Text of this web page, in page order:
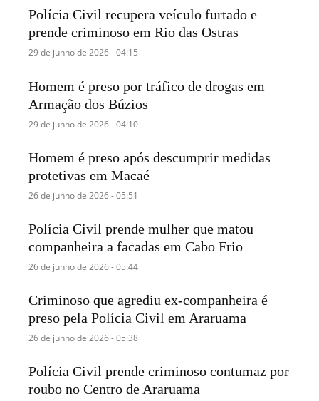
Polícia Civil recupera veículo furtado e
prende criminoso em Rio das Ostras
29 de junho de 2026 - 04:15
Homem é preso por tráfico de drogas em
Armação dos Búzios
29 de junho de 2026 - 04:10
Homem é preso após descumprir medidas
protetivas em Macaé
26 de junho de 2026 - 05:51
Polícia Civil prende mulher que matou
companheira a facadas em Cabo Frio
26 de junho de 2026 - 05:44
Criminoso que agrediu ex-companheira é
preso pela Polícia Civil em Araruama
26 de junho de 2026 - 05:38
Polícia Civil prende criminoso contumaz por
roubo no Centro de Araruama